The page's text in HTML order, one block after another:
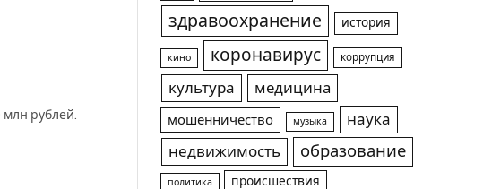
млн рублей.
здравоохранение история
кино коронавирус коррупция
культура медицина
мошенничество музыка
наука
недвижимость
образование
политика происшествия